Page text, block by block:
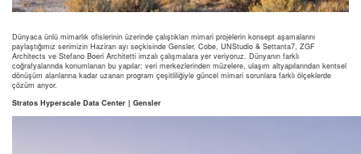
Dünyaca ünlü mimarlık ofislerinin üzerinde çalıştıkları mimari projelerin konsept aşamalarını
paylaştığımız serimizin Haziran ayı seçkisinde Gensler, Cobe, UNStudio & Settanta7, ZGF
Architects ve Stefano Boeri Architetti imzalı çalışmalara yer veriyoruz. Dünyanın farklı
coğrafyalarında konumlanan bu yapılar; veri merkezlerinden müzelere, ulaşım altyapılarından kentsel
dönüşüm alanlarına kadar uzanan program çeşitliliğiyle güncel mimari sorunlara farklı ölçeklerde
çözüm arıyor.
Stratos Hyperscale Data Center | Gensler